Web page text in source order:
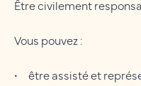
Être civilement
Vous pouvez :
être assisté et